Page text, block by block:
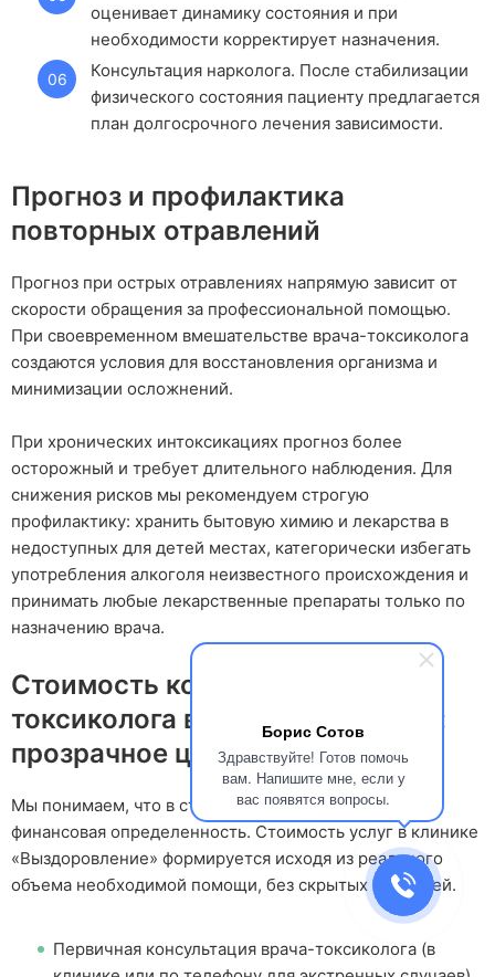
Борис Сотов
Здравствуйте! Готов помочь
вам. Напишите мне, если у
вас появятся вопросы.
оценивает динамику состояния и при
необходимости корректирует назначения.
Консультация нарколога. После стабилизации
физического состояния пациенту предлагается
план долгосрочного лечения зависимости.
Прогноз и профилактика
повторных отравлений
Прогноз при острых отравлениях напрямую зависит от
скорости обращения за профессиональной помощью.
При своевременном вмешательстве врача-токсиколога
создаются условия для восстановления организма и
минимизации осложнений.
При хронических интоксикациях прогноз более
осторожный и требует длительного наблюдения. Для
снижения рисков мы рекомендуем строгую
профилактику: хранить бытовую химию и лекарства в
недоступных для детей местах, категорически избегать
употребления алкоголя неизвестного происхождения и
принимать любые лекарственные препараты только по
назначению врача.
Стоимость консультации
токсиколога в Ростове-на-Дону:
прозрачное ценообразование
Мы понимаем, что в стрессовой ситуации важна
финансовая определенность. Стоимость услуг в клинике
«Выздоровление» формируется исходя из реального
объема необходимой помощи, без скрытых платежей.
Первичная консультация врача-токсиколога (в